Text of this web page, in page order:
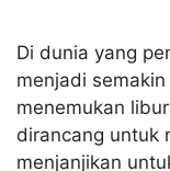
Di dunia yang
menjadi
menemukan
dirancang untuk
menjanjikan